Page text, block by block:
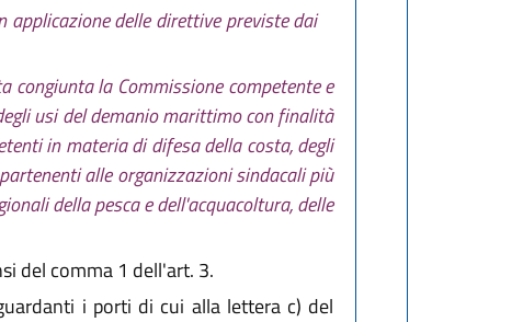
delle direttive previste dai
congiunta la Commissione competente e
usi del demanio marittimo con finalità
in materia di difesa della costa, degli
alle organizzazioni sindacali più
della pesca e dell'acquacoltura, delle
del comma 1 dell'art. 3.
i porti di cui alla lettera c) del